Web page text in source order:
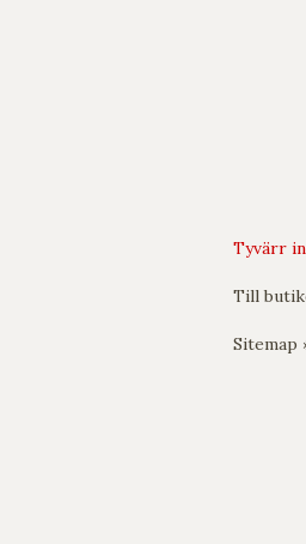
Tyvärr
Till
Sitemap